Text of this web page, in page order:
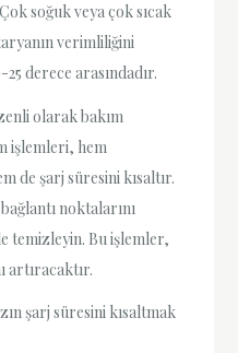
soğuk veya çok sıcak
verimliliğini
derece arasındadır.
olarak bakım
işlemleri, hem
de şarj süresini kısaltır.
noktalarını
temizleyin. Bu işlemler,
artıracaktır.
şarj süresini kısaltmak